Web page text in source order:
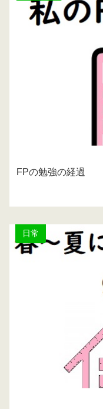
FPの勉強の経過
日常